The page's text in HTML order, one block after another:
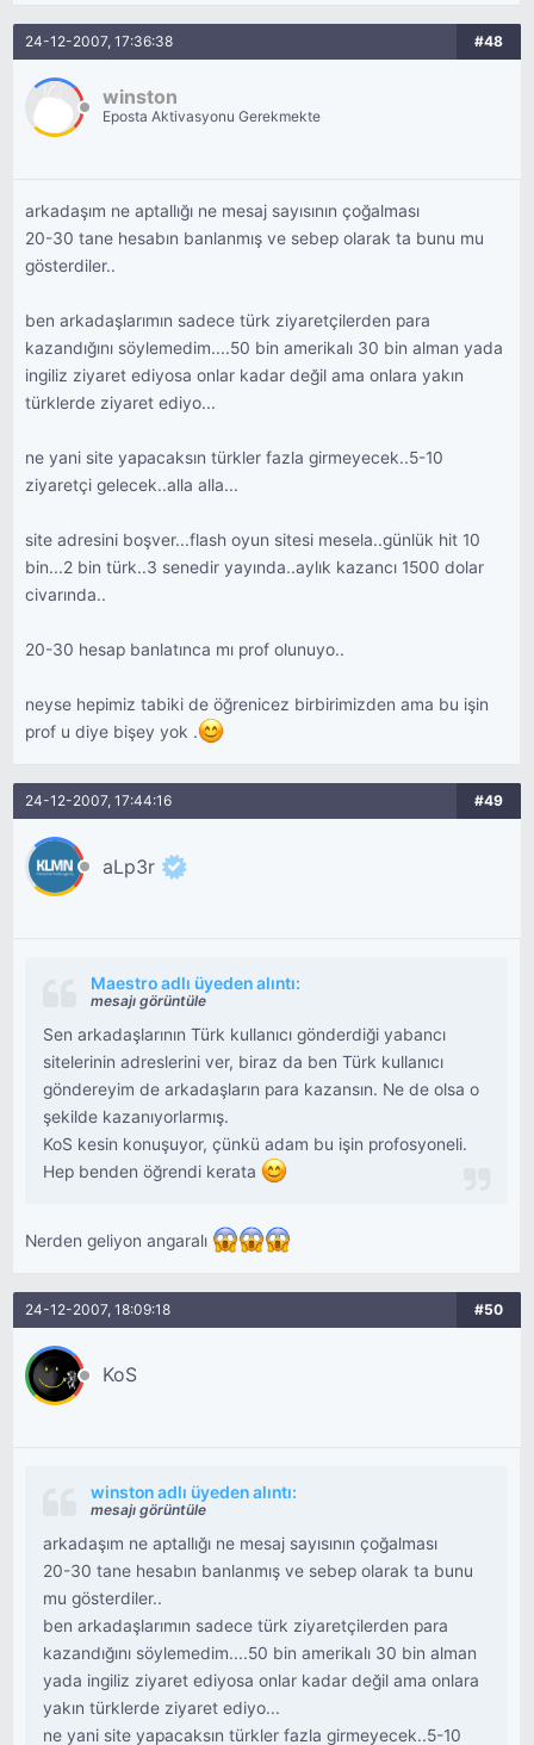
24-12-2007, 17:36:38 #48
winston
Eposta Aktivasyonu Gerekmekte
arkadaşım ne aptallığı ne mesaj sayısının çoğalması
20-30 tane hesabın banlanmış ve sebep olarak ta bunu mu
gösterdiler..
ben arkadaşlarımın sadece türk ziyaretçilerden para
kazandığını söylemedim....50 bin amerikalı 30 bin alman yada
ingiliz ziyaret ediyosa onlar kadar değil ama onlara yakın
türklerde ziyaret ediyo...
ne yani site yapacaksın türkler fazla girmeyecek..5-10
ziyaretçi gelecek..alla alla...
site adresini boşver...flash oyun sitesi mesela..günlük hit 10
bin...2 bin türk..3 senedir yayında..aylık kazancı 1500 dolar
civarında..
20-30 hesap banlatınca mı prof olunuyo..
neyse hepimiz tabiki de öğrenicez birbirimizden ama bu işin
prof u diye bişey yok .
24-12-2007, 17:44:16 #49
aLp3r
Maestro adlı üyeden alıntı:
mesajı görüntüle
Sen arkadaşlarının Türk kullanıcı gönderdiği yabancı
sitelerinin adreslerini ver, biraz da ben Türk kullanıcı
göndereyim de arkadaşların para kazansın. Ne de olsa o
şekilde kazanıyorlarmış.
KoS kesin konuşuyor, çünkü adam bu işin profosyoneli.
Hep benden öğrendi kerata
Nerden geliyon angaralı
24-12-2007, 18:09:18 #50
KoS
winston adlı üyeden alıntı:
mesajı görüntüle
arkadaşım ne aptallığı ne mesaj sayısının çoğalması
20-30 tane hesabın banlanmış ve sebep olarak ta bunu
mu gösterdiler..
ben arkadaşlarımın sadece türk ziyaretçilerden para
kazandığını söylemedim....50 bin amerikalı 30 bin alman
yada ingiliz ziyaret ediyosa onlar kadar değil ama onlara
yakın türklerde ziyaret ediyo...
ne yani site yapacaksın türkler fazla girmeyecek..5-10